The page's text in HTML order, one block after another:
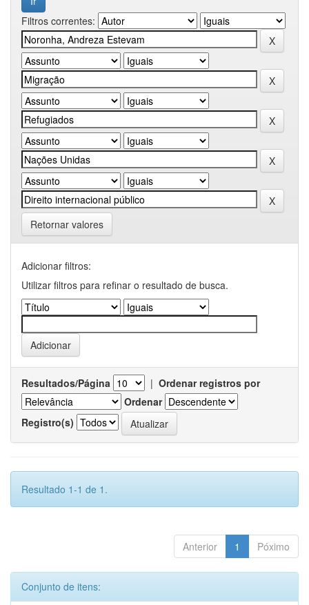
Filtros correntes:
Retornar valores
Adicionar filtros:
Utilizar filtros para refinar o resultado de busca.
Resultados/Página | Ordenar registros por
Ordenar
Registro(s)
Resultado 1-1 de 1.
Anterior 1 Póximo
Conjunto de itens: